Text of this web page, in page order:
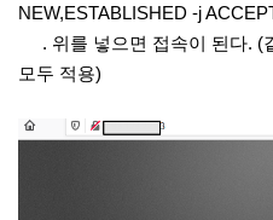
NEW,ESTABLISHED -j
. 위를 넣으면 접속이 된다. (
모두 적용)